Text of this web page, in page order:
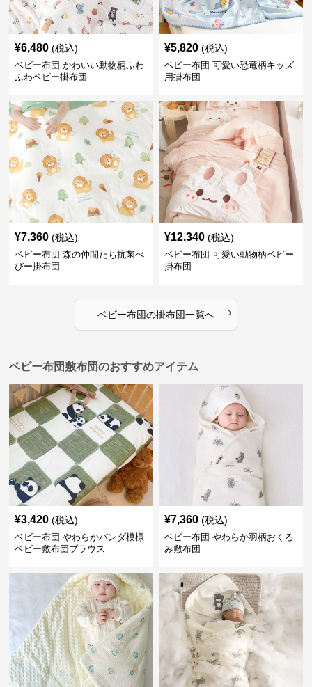
¥6,480 (税込)
ベビー布団 かわいい動物柄ふわ
ふわベビー掛布団
¥5,820 (税込)
ベビー布団 可愛い恐竜柄キッズ
用掛布団
¥7,360 (税込)
ベビー布団 森の仲間たち抗菌べ
びー掛布団
¥12,340 (税込)
ベビー布団 可愛い動物柄ベビー
掛布団
ベビー布団の掛布団一覧へ ›
ベビー布団敷布団のおすすめアイテム
¥3,420 (税込)
ベビー布団 やわらかパンダ模様
ベビー敷布団ブラウス
¥7,360 (税込)
ベビー布団 やわらか羽柄おくる
み敷布団